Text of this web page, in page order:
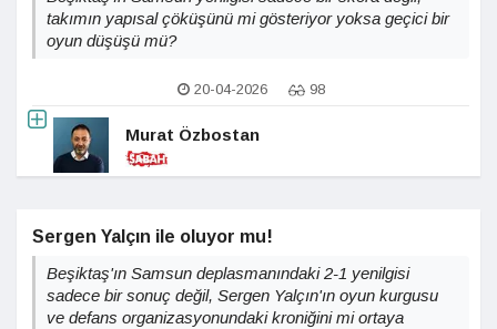
takımın yapısal çöküşünü mi gösteriyor yoksa geçici bir
oyun düşüşü mü?
20-04-2026 98
Murat Özbostan
Sergen Yalçın ile oluyor mu!
Beşiktaş'ın Samsun deplasmanındaki 2-1 yenilgisi
sadece bir sonuç değil, Sergen Yalçın'ın oyun kurgusu
ve defans organizasyonundaki kroniğini mi ortaya